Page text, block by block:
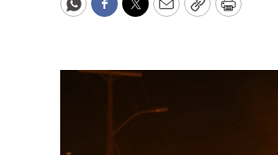
WhatsApp
Facebook
Twitter
EmailCopyPrint